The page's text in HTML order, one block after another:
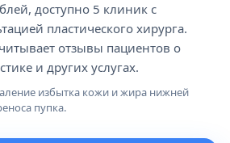
доступно 5 клиник с
пластического хирурга.
отзывы пациентов о
и других услугах.
избытка кожи и жира нижней
пупка.